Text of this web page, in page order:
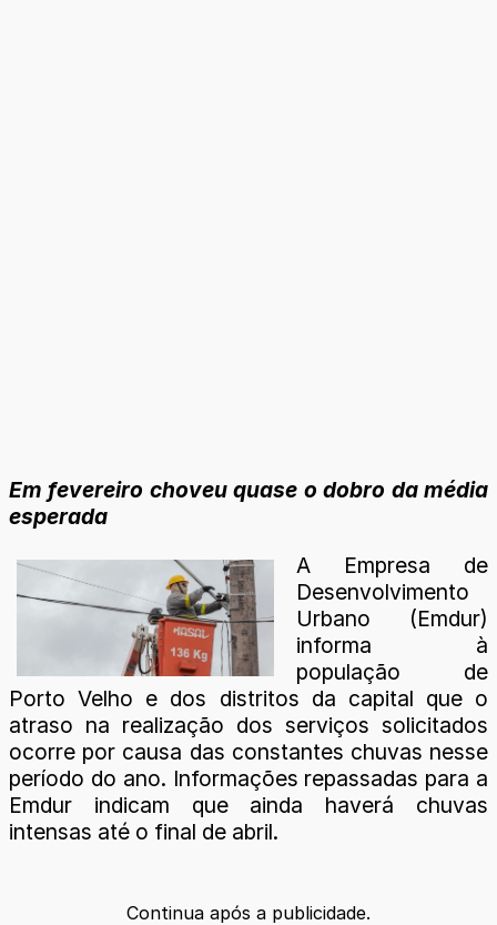
Em fevereiro choveu quase o dobro da média
esperada
A Empresa de
Desenvolvimento
Urbano (Emdur)
informa à
população de
Porto Velho e dos distritos da capital que o
atraso na realização dos serviços solicitados
ocorre por causa das constantes chuvas nesse
período do ano. Informações repassadas para a
Emdur indicam que ainda haverá chuvas
intensas até o final de abril.
Continua após a publicidade.